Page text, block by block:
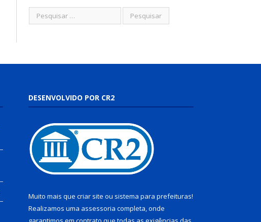
DESENVOLVIDO POR CR2
Muito mais que criar site ou sistema para prefeituras!
Realizamos uma assessoria completa, onde